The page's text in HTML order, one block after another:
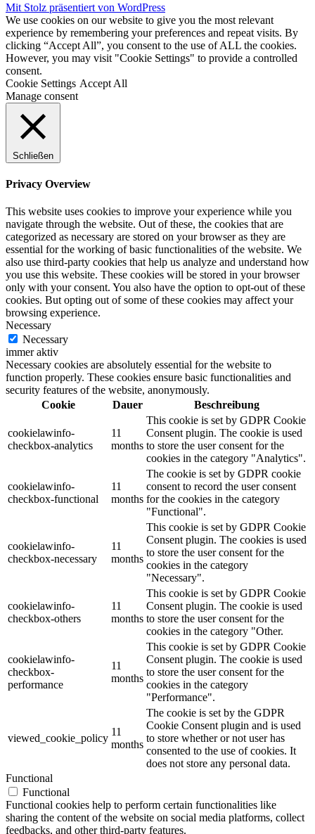
Mit Stolz präsentiert von WordPress
We use cookies on our website to give you the most relevant
experience by remembering your preferences and repeat visits. By
clicking “Accept All”, you consent to the use of ALL the cookies.
However, you may visit "Cookie Settings" to provide a controlled
consent.
Cookie Settings Accept All
Manage consent
Schließen
Privacy Overview
This website uses cookies to improve your experience while you
navigate through the website. Out of these, the cookies that are
categorized as necessary are stored on your browser as they are
essential for the working of basic functionalities of the website. We
also use third-party cookies that help us analyze and understand how
you use this website. These cookies will be stored in your browser
only with your consent. You also have the option to opt-out of these
cookies. But opting out of some of these cookies may affect your
browsing experience.
Necessary
Necessary
immer aktiv
Necessary cookies are absolutely essential for the website to
function properly. These cookies ensure basic functionalities and
security features of the website, anonymously.
Cookie
Dauer Beschreibung
cookielawinfo-
checkbox-analytics
11
months
This cookie is set by GDPR Cookie
Consent plugin. The cookie is used
to store the user consent for the
cookies in the category "Analytics".
cookielawinfo-
checkbox-functional
11
months
The cookie is set by GDPR cookie
consent to record the user consent
for the cookies in the category
"Functional".
cookielawinfo-
checkbox-necessary
11
months
This cookie is set by GDPR Cookie
Consent plugin. The cookies is used
to store the user consent for the
cookies in the category
"Necessary".
cookielawinfo-
checkbox-others
11
months
This cookie is set by GDPR Cookie
Consent plugin. The cookie is used
to store the user consent for the
cookies in the category "Other.
cookielawinfo-
checkbox-
performance
11
months
This cookie is set by GDPR Cookie
Consent plugin. The cookie is used
to store the user consent for the
cookies in the category
"Performance".
viewed_cookie_policy
11
months
The cookie is set by the GDPR
Cookie Consent plugin and is used
to store whether or not user has
consented to the use of cookies. It
does not store any personal data.
Functional
Functional
Functional cookies help to perform certain functionalities like
sharing the content of the website on social media platforms, collect
feedbacks, and other third-party features.